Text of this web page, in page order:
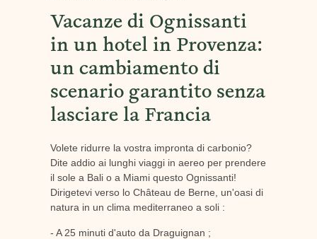
Vacanze di Ognissanti
in un hotel in Provenza:
un cambiamento di
scenario garantito senza
lasciare la Francia
Volete ridurre la vostra impronta di carbonio?
Dite addio ai lunghi viaggi in aereo per prendere
il sole a Bali o a Miami questo Ognissanti!
Dirigetevi verso lo Château de Berne, un'oasi di
natura in un clima mediterraneo a soli :
- A 25 minuti d'auto da Draguignan ;